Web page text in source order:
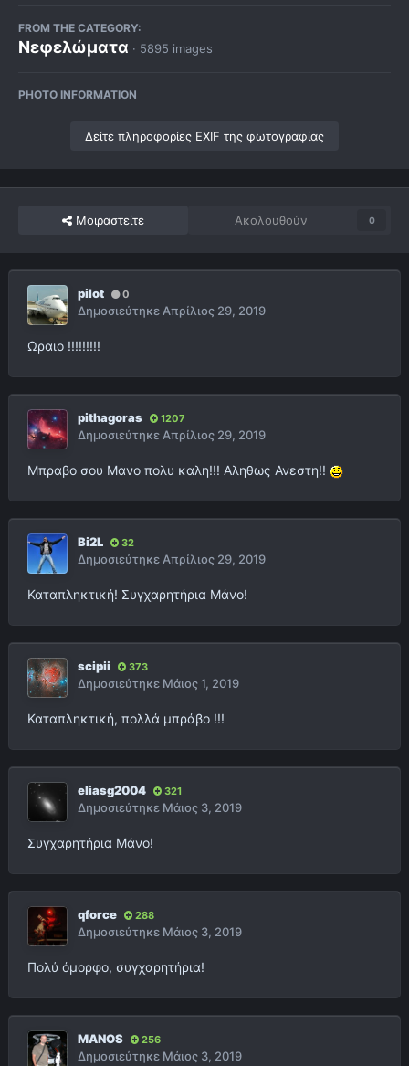
FROM THE CATEGORY:
Νεφελώματα · 5895 images
PHOTO INFORMATION
Δείτε πληροφορίες EXIF της φωτογραφίας
Μοιραστείτε Ακολουθούν 0
pilot 0
ΔημοσιεύτηκεΑπρίλιος 29, 2019
Ωραιο !!!!!!!!!
pithagoras 1207
ΔημοσιεύτηκεΑπρίλιος 29, 2019
Μπραβο σου Μανο πολυ καλη!!! Αληθως Ανεστη!!
Bi2L 32
ΔημοσιεύτηκεΑπρίλιος 29, 2019
Καταπληκτική! Συγχαρητήρια Μάνο!
scipii 373
Δημοσιεύτηκε Μάιος 1, 2019
Καταπληκτική, πολλά μπράβο !!!
eliasg2004 321
Δημοσιεύτηκε Μάιος 3, 2019
Συγχαρητήρια Μάνο!
qforce 288
Δημοσιεύτηκε Μάιος 3, 2019
Πολύ όμορφο, συγχαρητήρια!
MANOS 256
Δημοσιεύτηκε Μάιος 3, 2019